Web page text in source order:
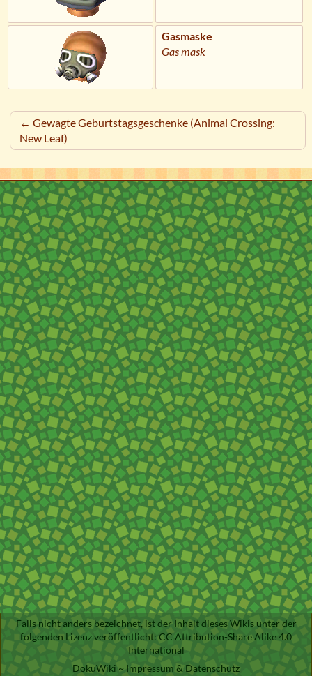
Gasmaske
Gas mask
← Gewagte Geburtstagsgeschenke (Animal Crossing:
New Leaf)
Falls nicht anders bezeichnet, ist der Inhalt dieses Wikis unter der
folgenden Lizenz veröffentlicht: CC Attribution-Share Alike 4.0
International
DokuWiki ~ Impressum & Datenschutz